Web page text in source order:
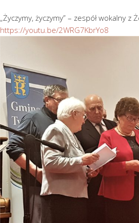
„Życzymy, życzymy” – zespół wokalny z
https://youtu.be/2WRG7KbrYo8